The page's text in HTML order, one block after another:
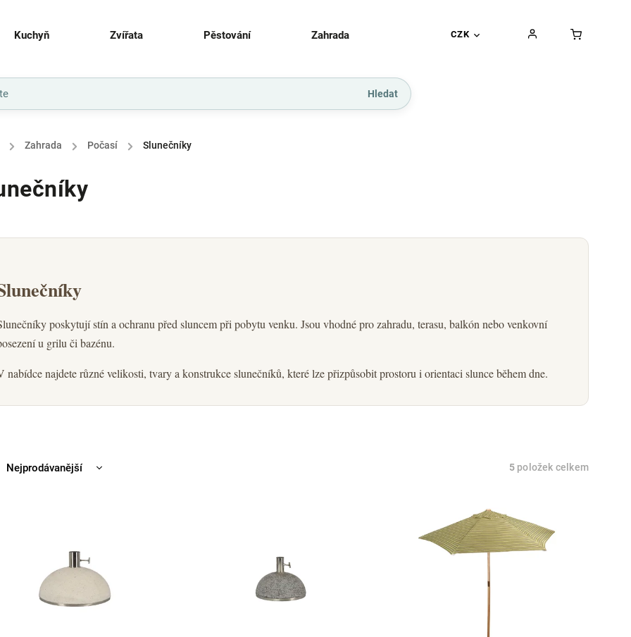
CZK
Kuchyň Zvířata Pěstování Zahrada Gurmánské pochoutky Dárkové
Hledat
/ Zahrada / Počasí /
Slunečníky
poskytují stín a ochranu před sluncem při pobytu venku. Jsou vhodné pro zahradu, terasu, balkón nebo venkovní
u grilu či bazénu.
nabídce najdete různé velikosti, tvary a konstrukce slunečníků, které lze přizpůsobit prostoru i orientaci slunce během dne.
Nejprodávanější
5 položek celkem